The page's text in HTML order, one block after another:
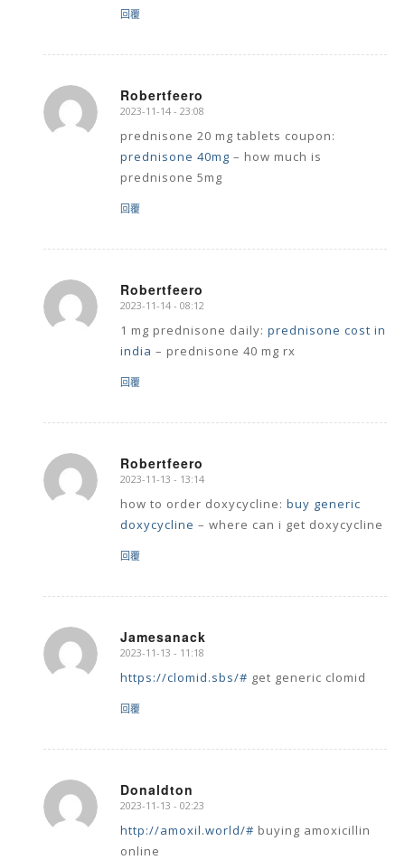
回覆
Robertfeero
says:
2023-11-14 - 23:08
prednisone 20 mg tablets coupon:
prednisone 40mg – how much is
prednisone 5mg
回覆
Robertfeero
says:
2023-11-14 - 08:12
1 mg prednisone daily: prednisone cost in
india – prednisone 40 mg rx
回覆
Robertfeero
says:
2023-11-13 - 13:14
how to order doxycycline: buy generic
doxycycline – where can i get doxycycline
回覆
Jamesanack
says:
2023-11-13 - 11:18
https://clomid.sbs/# get generic clomid
回覆
Donaldton
says:
2023-11-13 - 02:23
http://amoxil.world/# buying amoxicillin
online